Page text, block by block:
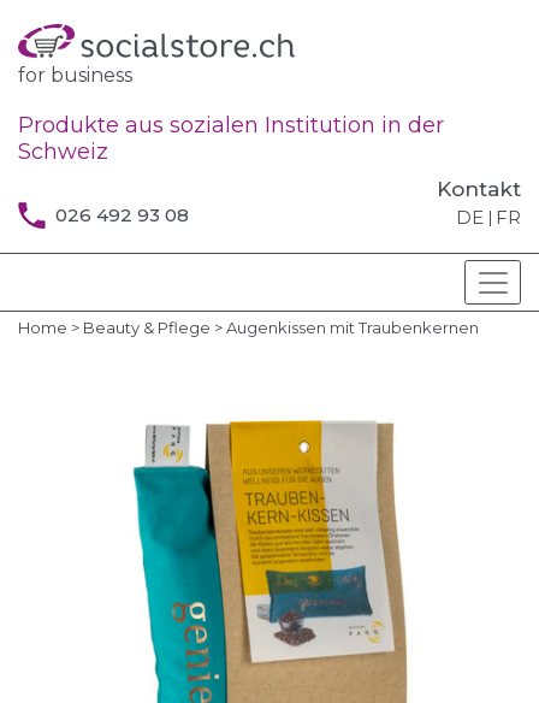
026 492 93 08
Kontakt
DE FR
for business
Produkte aus sozialen Institution in der
Schweiz
Home > Beauty & Pflege >Augenkissen mit Traubenkernen